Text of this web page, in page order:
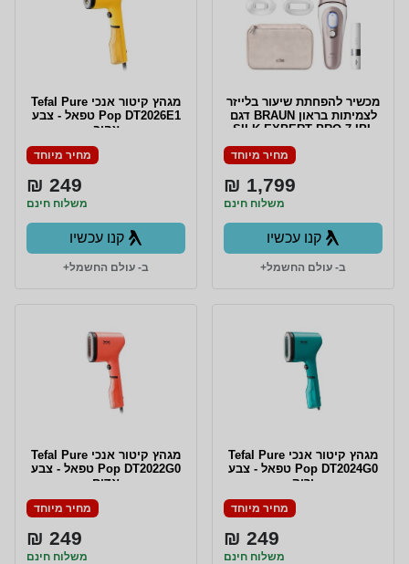
מכשיר להפחתת שיעור בלייזר
לצמיתות בראון BRAUN דגם
SILK EXPERT PRO 7 IPL
PL7249
מחיר מיוחד
1,799 ₪
משלוח חינם
קנו עכשיו
ב- עולם החשמל+
מגהץ קיטור אנכי Tefal Pure
Pop DT2026E1 טפאל - צבע
צהוב
מחיר מיוחד
249 ₪
משלוח חינם
קנו עכשיו
ב- עולם החשמל+
מגהץ קיטור אנכי Tefal Pure
Pop DT2024G0 טפאל - צבע
ירוק
מחיר מיוחד
249 ₪
משלוח חינם
מגהץ קיטור אנכי Tefal Pure
Pop DT2022G0 טפאל - צבע
אדום
מחיר מיוחד
249 ₪
משלוח חינם